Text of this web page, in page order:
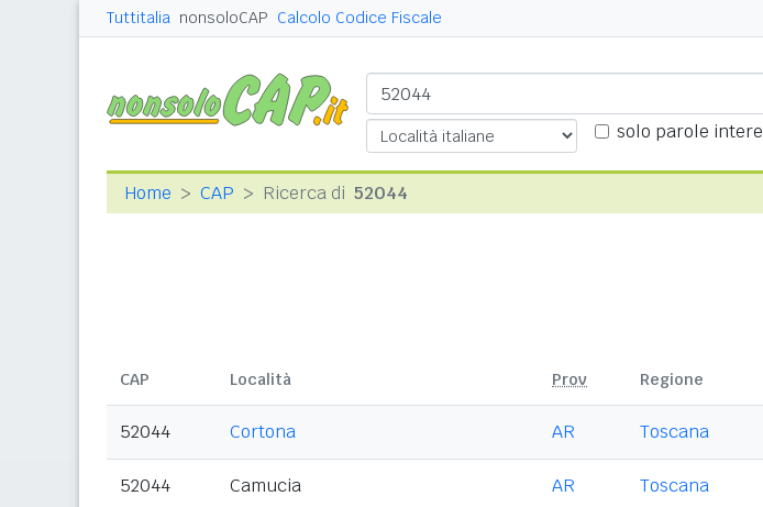
Tuttitalia nonsoloCAP Calcolo Codice Fiscale
solo parole intere
Home CAP Ricerca di 52044
CAP Località Prov Regione
52044 Cortona AR Toscana
52044 Camucia AR Toscana